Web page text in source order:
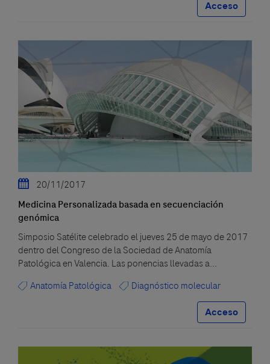
Acceso
20/11/2017
Medicina Personalizada basada en secuenciación
genómica
Simposio Satélite celebrado el jueves 25 de mayo de 2017
dentro del Congreso de la Sociedad de Anatomía
Patológica en Valencia. Las ponencias llevadas a...
Anatomía Patológica
Diagnóstico molecular
Acceso